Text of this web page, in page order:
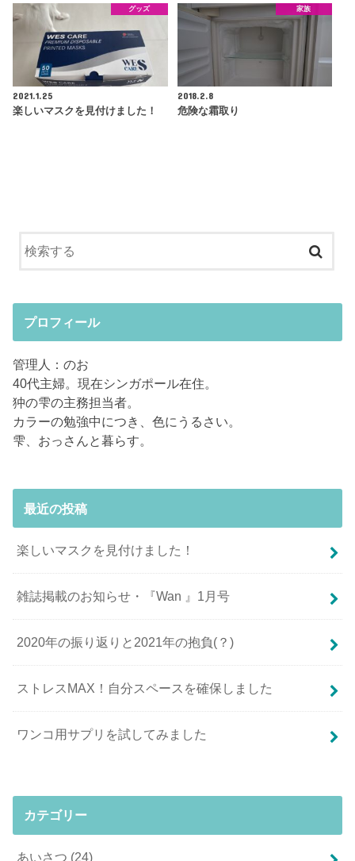
グッズ
2021.1.25
楽しいマスクを見付けました！
家族
2018.2.8
危険な霜取り
プロフィール
管理人：のお
40代主婦。現在シンガポール在住。
狆の雫の主務担当者。
カラーの勉強中につき、色にうるさい。
雫、おっさんと暮らす。
最近の投稿
楽しいマスクを見付けました！
雑誌掲載のお知らせ・『Wan 』1月号
2020年の振り返りと2021年の抱負(？)
ストレスMAX！自分スペースを確保しました
ワンコ用サプリを試してみました
カテゴリー
あいさつ (24)